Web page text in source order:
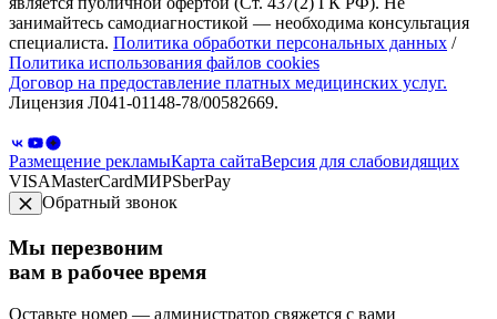
занимайтесь самодиагностикой — необходима консультация
специалиста. Политика обработки персональных данных /
Политика использования файлов cookies
Договор на предоставление платных медицинских услуг.
Лицензия Л041-01148-78/00582669.
Размещение рекламыКарта сайтаВерсия для слабовидящих
VISAMasterCardМИРSberPay
Обратный звонок
Мы перезвоним
вам в рабочее время
Оставьте номер — администратор свяжется с вами